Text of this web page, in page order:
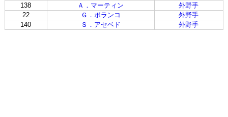
138
Ａ．マーティン
外野手
22
Ｇ．ポランコ
外野手
140
Ｓ．アセベド 外野手